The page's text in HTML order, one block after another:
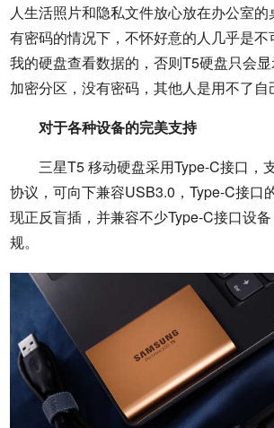
人生活照片和隐私文件放心放在办公室
有密码的情况下，不怀好意的人几乎是
我的硬盘查看数据的，否则T5硬盘只会
加密分区，没有密码，其他人是用不了自
对于各种设备的完美支持
三星T5 移动硬盘采用Type-C接口，
协议，可向下兼容USB3.0，Type-C接口
现正反盲插，并兼容不少Type-C接口设
规。